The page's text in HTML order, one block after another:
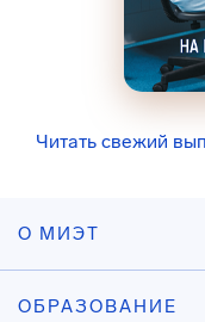
Читать свежий
О МИЭТ
ОБРАЗОВАНИЕ